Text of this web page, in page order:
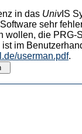
in das UnivIS
sehr
wollen, die PRG-
im
userman.pdf.